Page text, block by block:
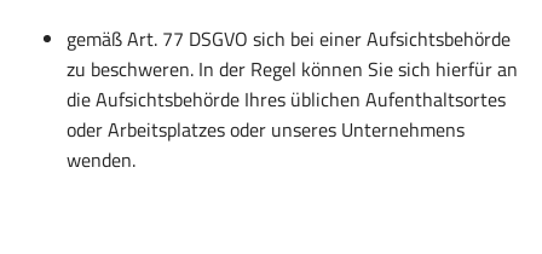
gemäß Art. 77 DSGVO sich bei einer Aufsichtsbehörde
zu beschweren. In der Regel können Sie sich hierfür an
die Aufsichtsbehörde Ihres üblichen Aufenthaltsortes
oder Arbeitsplatzes oder unseres Unternehmens
wenden.